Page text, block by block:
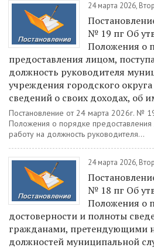
24 марта 2026,
№ 19 пг Об
Положения о
предоставления лицом,
должность руководителя
учреждения городского
сведений о своих доходах, об
Постановление от 24 марта 2026г. №
Положения о порядке
работу на должность руководителя...
24 марта 2026,
№ 18 пг Об
Положения о
достоверности и полноты
гражданами, претендующими
должностей муниципальной